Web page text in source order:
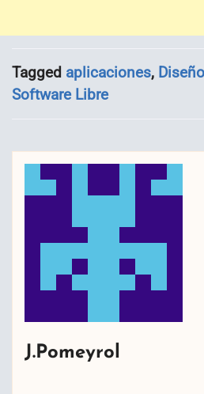
Tagged aplicaciones, Diseño
Software Libre
J.Pomeyrol